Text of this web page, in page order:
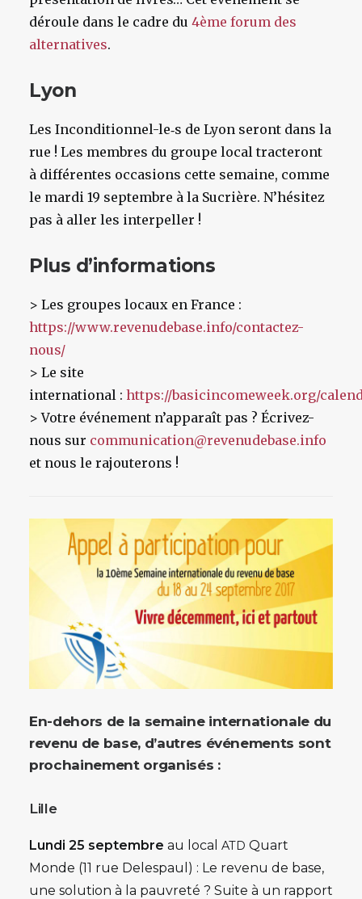
déroule dans le cadre du 4ème forum des
alternatives.
Lyon
Les Inconditionnel-le‑s de Lyon seront dans la
rue ! Les membres du groupe local tracteront
à différentes occasions cette semaine, comme
le mardi 19 septembre à la Sucrière. N’hésitez
pas à aller les interpeller !
Plus d’informations
> Les groupes locaux en France :
https://www.revenudebase.info/contactez-
nous/
> Le site
international : https://basicincomeweek.org/
> Votre événement n’apparaît pas ? Écrivez-
nous sur communication@revenudebase.info
et nous le rajouterons !
En-dehors de la semaine internationale du
revenu de base, d’autres événements sont
prochainement organisés :
Lille
Lundi 25 septembre au local ATD Quart
Monde (11 rue Delespaul) : Le revenu de base,
une solution à la pauvreté ? Suite à un rapport